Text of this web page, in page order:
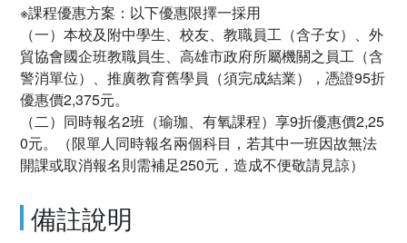
※課程優惠方案：以下優惠限擇一採用
（一）本校及附中學生、校友、教職員工（含子女）、外
貿協會國企班教職員生、高雄市政府所屬機關之員工（含
警消單位）、推廣教育舊學員（須完成結業），憑證95折
優惠價2,375元。
（二）同時報名2班（瑜珈、有氧課程）享9折優惠價2,25
0元。（限單人同時報名兩個科目，若其中一班因故無法
開課或取消報名則需補足250元，造成不便敬請見諒）
備註說明